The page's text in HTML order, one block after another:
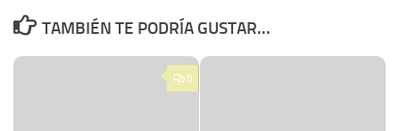
TAMBIÉN TE PODRÍA GUSTAR...
0